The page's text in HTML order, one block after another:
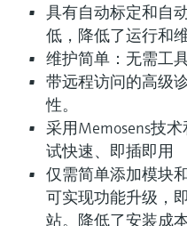
具有自动标定和自
低，降低了运行和
维护简单：无需工具
带远程访问的高级
性。
采用Memosens技
试快速、即插即用
仅需简单添加模块
可实现功能升级，
站。降低了安装成本